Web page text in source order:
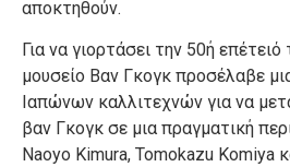
αποκτηθούν.
Για να γιορτάσει την 50ή επέτειό
μουσείο Βαν Γκογκ προσέλαβε
Ιαπώνων καλλιτεχνών για να
βαν Γκογκ σε μια πραγματική
Naoyo Kimura, Tomokazu Komiya